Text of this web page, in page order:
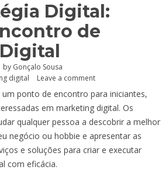
Digital:
de
by Gonçalo Sousa
digital Leave a comment
ponto de encontro para iniciantes,
em marketing digital. Os
qualquer pessoa a descobrir a melhor
negócio ou hobbie e apresentar as
e soluções para criar e executar
com eficácia.